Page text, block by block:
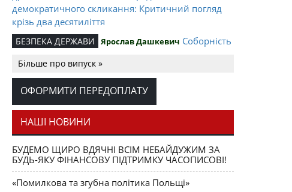
демократичного скликання: Критичний погляд
крізь два десятиліття
БЕЗПЕКА ДЕРЖАВИ Ярослав Дашкевич Соборність
жертв голодомору-33. Регіональні (і не тільки)
ЕКСКЛЮЗИВ Валентин НАЛИВАЙЧЕНКО: «Для
мене патріотизм – це дія»
NOTA BENE Ярослав Розумний В обороні гідності
українців: У справі ЗАЯВИ Українського
католицького університету (УКУ) з приводу
Більше про випуск »
ОФОРМИТИ ПЕРЕДОПЛАТУ
НАШІ НОВИНИ
БУДЕМО ЩИРО ВДЯЧНІ ВСІМ НЕБАЙДУЖИМ ЗА
БУДЬ-ЯКУ ФІНАНСОВУ ПІДТРИМКУ ЧАСОПИСОВІ!
«Помилкова та згубна політика Польщі»